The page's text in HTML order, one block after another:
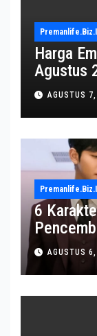
Premanlife.biz.i
Harga
Agustus
AGUSTUS
Premanlife.biz.i
6
Gemas
AGUSTUS